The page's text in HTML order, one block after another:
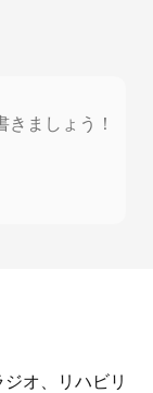
ましょう！
オ、リハビリ